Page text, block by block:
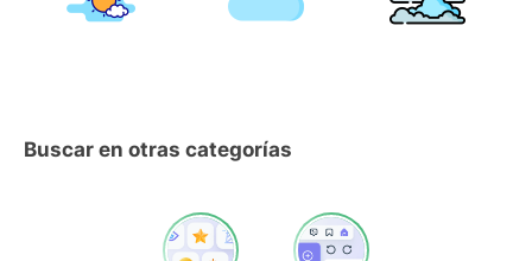
Buscar en otras categorías